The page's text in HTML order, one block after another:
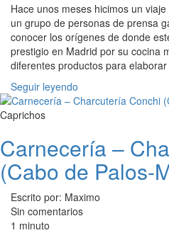
Hace unos meses hicimos un
un grupo de personas de prensa
conocer los orígenes de donde
prestigio en Madrid por su cocina
diferentes productos para
Seguir leyendo
Caprichos
Carnecería –
(Cabo de Palos-
Escrito por: Maximo
Sin comentarios
1 minuto